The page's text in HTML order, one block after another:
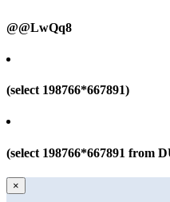
@@LwQq8
(select 198766*667891)
(select 198766*667891 from
×